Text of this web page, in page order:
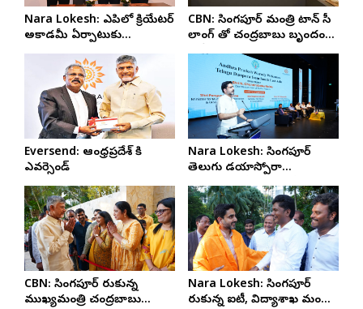
Nara Lokesh: ఎపిలో క్రియేటర్
అకాడమీ ఏర్పాటుకు
అవగాహన ఒప్పందం
CBN: సింగపూర్ మంత్రి టాన్ సీ
లాంగ్ తో చంద్రబాబు బృందం
భేటీ
Eversend: ఆంధ్రప్రదేశ్‌ కి
ఎవర్సెండ్‌
Nara Lokesh: సింగపూర్
తెలుగు డయాస్పోరా
సమావేశంలో మంత్రి లోకేష్
CBN: సింగపూర్ చేరుకున్న
ముఖ్యమంత్రి చంద్రబాబు
Nara Lokesh: సింగపూర్
చేరుకున్న ఐటీ, విద్యాశాఖ మంత్రి